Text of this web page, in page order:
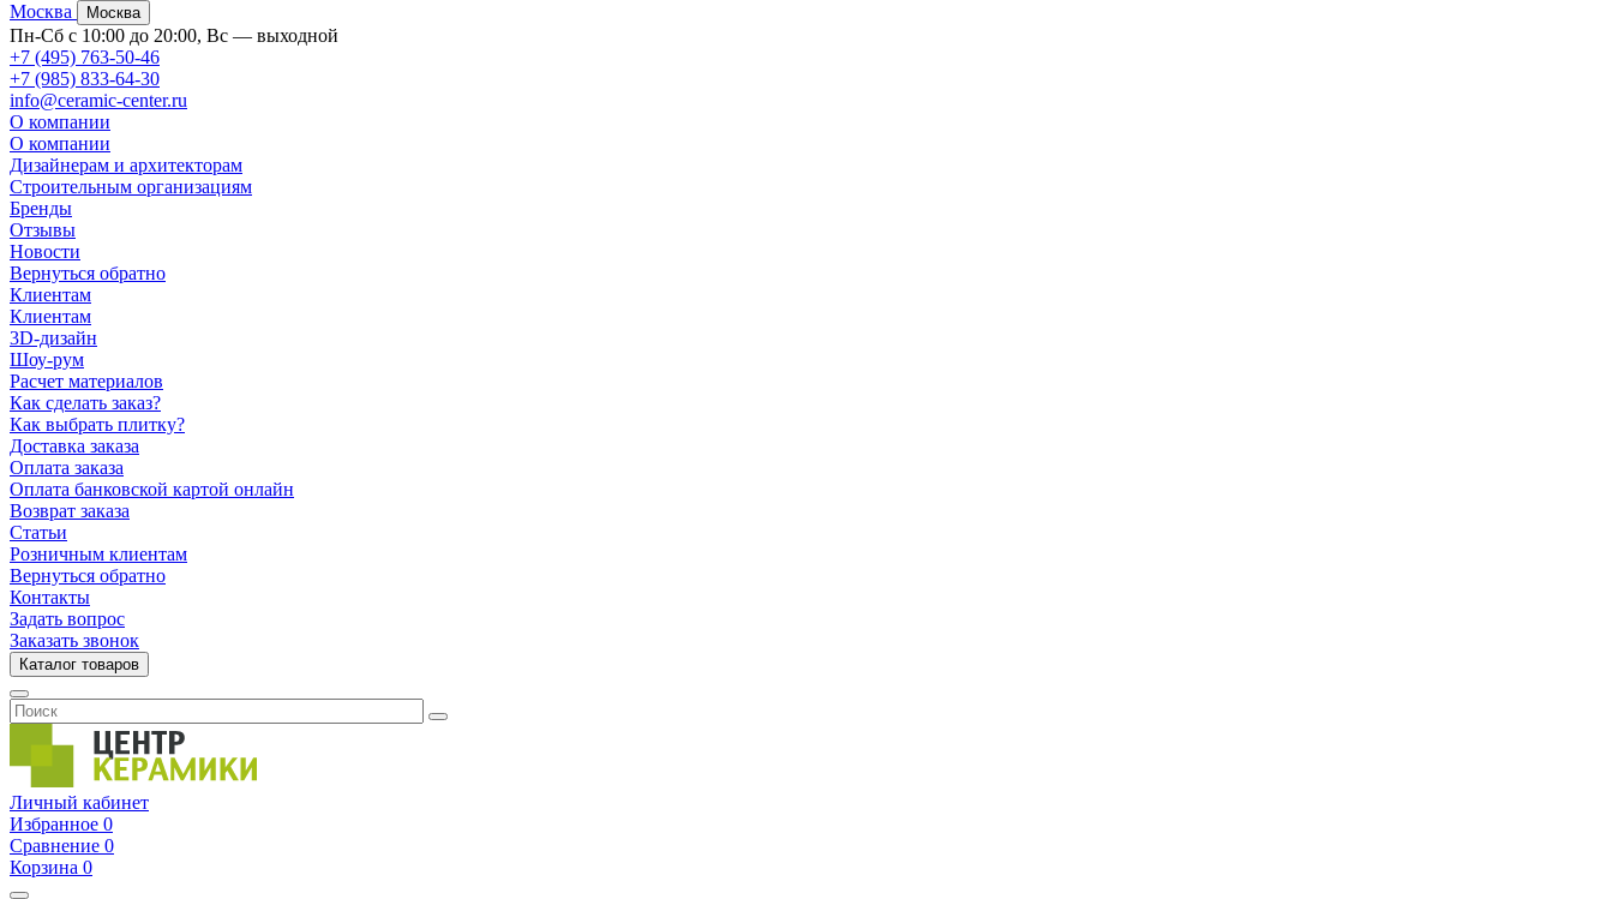
Москва
Москва
Пн-Сб с 10:00 до 20:00, Вс — выходной
+7 (495) 763-50-46
+7 (985) 833-64-30
info@ceramic-center.ru
О компании
О компании
Дизайнерам и архитекторам
Строительным организациям
Бренды
Отзывы
Новости
Вернуться обратно
Клиентам
Клиентам
3D-дизайн
Шоу-рум
Расчет материалов
Как сделать заказ?
Как выбрать плитку?
Доставка заказа
Оплата заказа
Оплата банковской картой онлайн
Возврат заказа
Статьи
Розничным клиентам
Вернуться обратно
Контакты
Задать вопрос
Заказать звонок
Каталог товаров
Личный кабинет
Избранное 0
Сравнение 0
Корзина 0